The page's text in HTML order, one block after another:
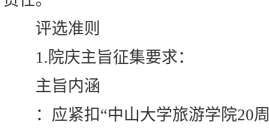
评选准则
1.院庆主旨征集要求：
主旨内涵
：应紧扣“中山大学旅游学院20周